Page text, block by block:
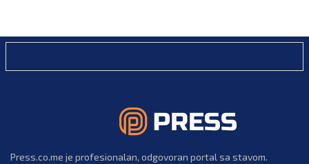
Press.co.me je profesionalan, odgovoran portal sa stavom.